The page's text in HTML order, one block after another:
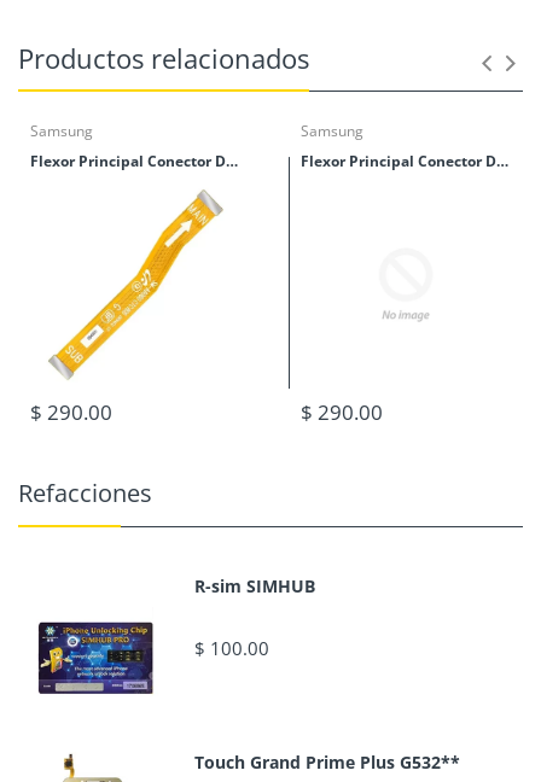
Productos relacionados
Samsung
Flexor Principal Conector De Tablillas Samsung M40 (M405)
$ 290.00
Samsung
Flexor Principal Conector De Tablillas Samsung M30 (M305)
$ 290.00
Refacciones
R-sim SIMHUB
$ 100.00
Touch Grand Prime Plus G532**